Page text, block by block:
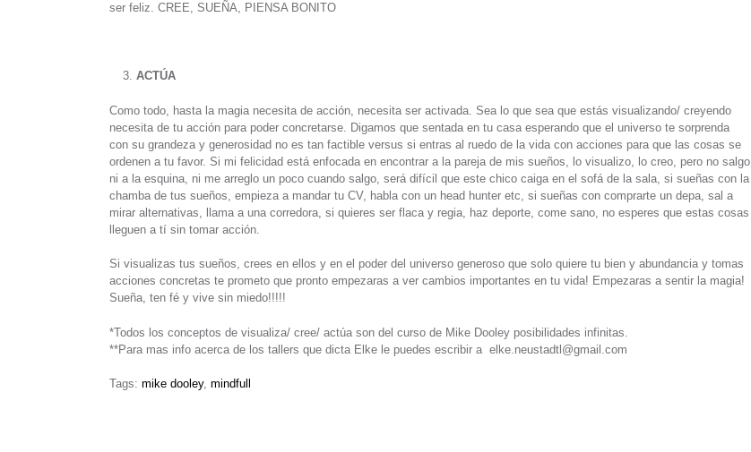
ser feliz. CREE, SUEÑA, PIENSA BONITO
ACTÚA
Como todo, hasta la magia necesita de acción, necesita ser activada. Sea lo que sea que estás visualizando/ creyendo
necesita de tu acción para poder concretarse. Digamos que sentada en tu casa esperando que el universo te sorprenda
con su grandeza y generosidad no es tan factible versus si entras al ruedo de la vida con acciones para que las cosas se
ordenen a tu favor. Si mi felicidad está enfocada en encontrar a la pareja de mis sueños, lo visualizo, lo creo, pero no salgo
ni a la esquina, ni me arreglo un poco cuando salgo, será difícil que este chico caiga en el sofá de la sala, si sueñas con la
chamba de tus sueños, empieza a mandar tu CV, habla con un head hunter etc, si sueñas con comprarte un depa, sal a
mirar alternativas, llama a una corredora, si quieres ser flaca y regia, haz deporte, come sano, no esperes que estas cosas
lleguen a tí sin tomar acción.
Si visualizas tus sueños, crees en ellos y en el poder del universo generoso que solo quiere tu bien y abundancia y tomas
acciones concretas te prometo que pronto empezaras a ver cambios importantes en tu vida! Empezaras a sentir la magia!
Sueña, ten fé y vive sin miedo!!!!!
*Todos los conceptos de visualiza/ cree/ actúa son del curso de Mike Dooley posibilidades infinitas.
**Para mas info acerca de los tallers que dicta Elke le puedes escribir a elke.neustadtl@gmail.com
Tags: mike dooley, mindfull